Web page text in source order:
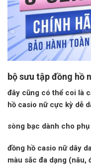
bộ sưu tập đồng hồ
đây cũng có thể coi là
hồ casio nữ cực kỳ dễ
sòng bạc dành cho
đồng hồ casio nữ dây
màu sắc đa dạng